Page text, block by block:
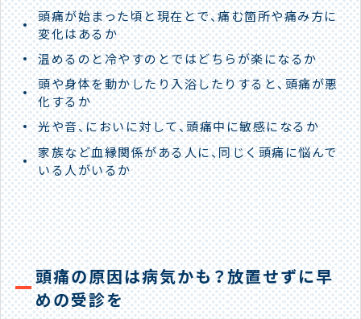
頭痛が始まった頃と現在とで、痛む箇所や痛み方に
変化はあるか
温めるのと冷やすのとではどちらが楽になるか
頭や身体を動かしたり入浴したりすると、頭痛が悪
化するか
光や音、においに対して、頭痛中に敏感になるか
家族など血縁関係がある人に、同じく頭痛に悩んで
いる人がいるか
頭痛の原因は病気かも？放置せずに早
めの受診を